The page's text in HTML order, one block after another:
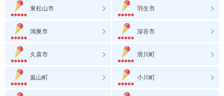
東松山市 羽生市
鴻巣市 深谷市
久喜市 滑川町
嵐山町 小川町